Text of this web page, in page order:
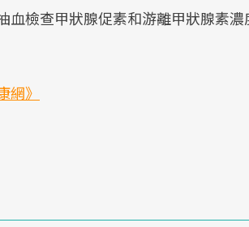
血檢查甲狀腺促素和游離甲狀腺素濃
網》